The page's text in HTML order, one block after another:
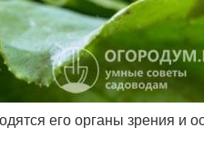
его органы зрения и